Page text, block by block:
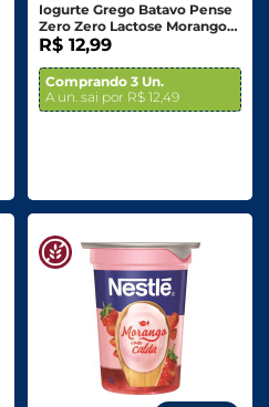
Iogurte Grego Batavo Pense
Zero Zero Lactose Morango
450g
R$ 12,99
Comprando 3 Un.
A un. sai por R$ 12,49